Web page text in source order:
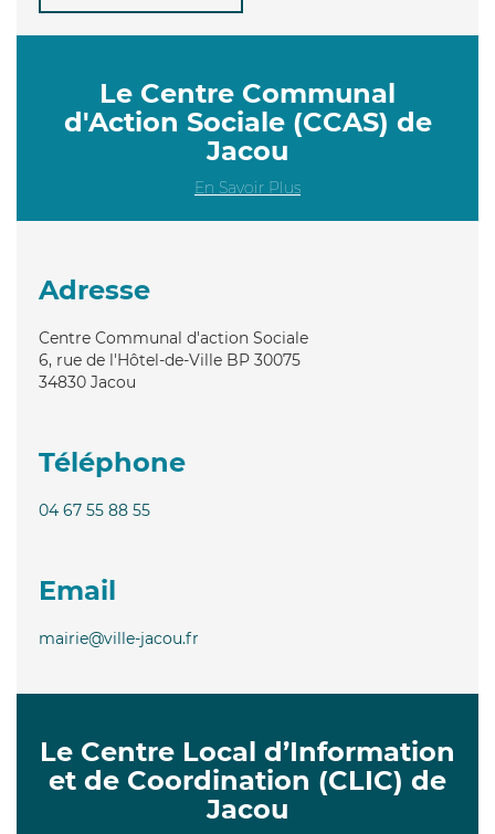
Le Centre Communal
d'Action Sociale (CCAS) de
Jacou
En Savoir Plus
Adresse
Centre Communal d'action Sociale
6, rue de l'Hôtel-de-Ville BP 30075
34830 Jacou
Téléphone
04 67 55 88 55
Email
mairie@ville-jacou.fr
Le Centre Local d’Information
et de Coordination (CLIC) de
Jacou